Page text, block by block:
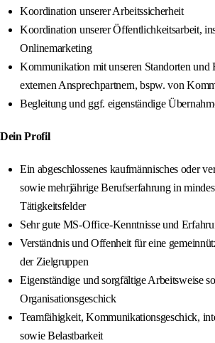
Koordination unserer Arbeitssicherheit
Koordination unserer Öffentlichkeitsarbeit,
Onlinemarketing
Kommunikation mit unseren Standorten und
externen Ansprechpartnern, bspw. von
Begleitung und ggf. eigenständige
Dein Profil
Ein abgeschlossenes kaufmännisches oder
sowie mehrjährige Berufserfahrung in
Tätigkeitsfelder
Sehr gute MS-Office-Kenntnisse und
Verständnis und Offenheit für eine
der Zielgruppen
Eigenständige und sorgfältige Arbeitsweise
Organisationsgeschick
Teamfähigkeit, Kommunikationsgeschick,
sowie Belastbarkeit